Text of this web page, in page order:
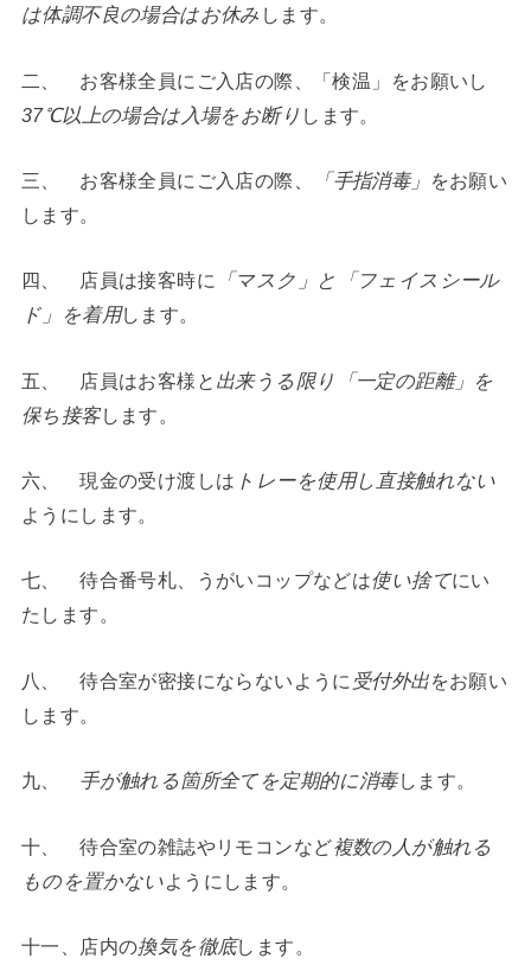
は体調不良の場合はお休み します。
二、 お客様全員にご入店の際、「検温」をお願いし
37℃以上の場合は入場をお断り します。
三、 お客様全員にご入店の際、 「手指消毒」 をお願い
します。
四、 店員は接客時に
「マスク」と「フェイスシール
ド」を着用します。
五、 店員はお客様と 出来うる限り「一定の距離」を
保ち接客します。
六、 現金の受け渡しは トレーを使用し直接触れない
ようにします。
七、 待合番号札、うがいコップなどは使い捨てにい
たします。
八、 待合室が密接にならないように 受付外出をお願い
します。
九、 手が触れる箇所全てを定期的に消毒します。
十、 待合室の雑誌やリモコンなど複数の人が触れる
ものを置かない ようにします。
十一、店内の換気を徹底します。